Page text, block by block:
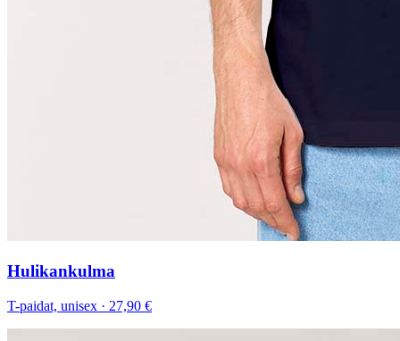
Hulikankulma
T-paidat, unisex · 27,90 €